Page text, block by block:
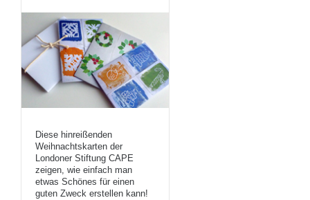
Diese hinreißenden
Weihnachtskarten der
Londoner Stiftung CAPE
zeigen, wie einfach man
etwas Schönes für einen
guten Zweck erstellen kann!